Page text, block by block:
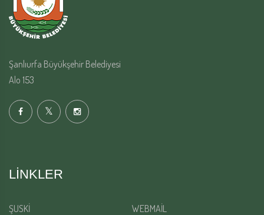
Şanlıurfa Büyükşehir Belediyesi
Alo 153
LINKLER
ŞUSKİ
WEBMAİL